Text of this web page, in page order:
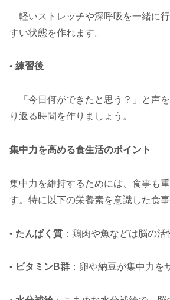
軽いストレッチや深呼吸を一緒に
すい状態を作れます。
• 練習後
「今日何ができたと思う？」と声
り返る時間を作りましょう。
集中力を高める食生活のポイント
集中力を維持するためには、食事も
す。特に以下の栄養素を意識した食
• たんぱく質 ：鶏肉や魚などは脳の活
• ビタミンB群 ：卵や納豆が集中力を